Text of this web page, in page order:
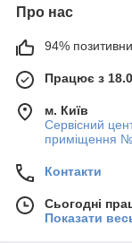
Про нас
94%
Працює з
м. Київ
Сервісний
приміщення
Контакти
Сьогодні
Показати